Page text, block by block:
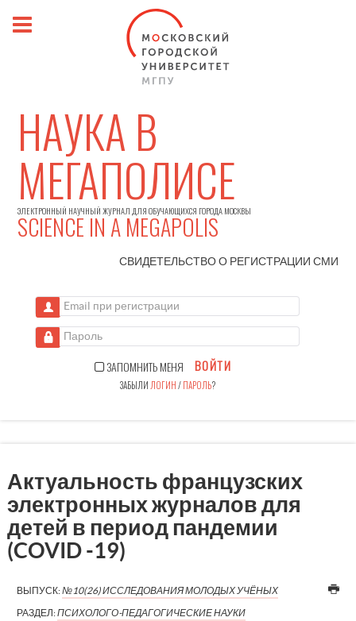
НАУКА В
МЕГАПОЛИСЕ
ЭЛЕКТРОННЫЙ НАУЧНЫЙ ЖУРНАЛ ДЛЯ ОБУЧАЮЩИХСЯ ГОРОДА МОСКВЫ
SCIENCE IN A MEGAPOLIS
СВИДЕТЕЛЬСТВО О РЕГИСТРАЦИИСМИ
Email при регистрации
Пароль
ЗАПОМНИТЬ МЕНЯ ВОЙТИ
ЗАБЫЛИ ЛОГИН/ПАРОЛЬ?
Актуальность французских
электронных журналов для
детей в период пандемии
(COVID -19)
ВЫПУСК:№10(26) ИССЛЕДОВАНИЯ МОЛОДЫХ УЧЁНЫХ
РАЗДЕЛ:ПСИХОЛОГО-ПЕДАГОГИЧЕСКИЕ НАУКИ